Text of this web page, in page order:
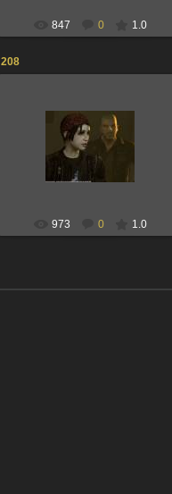
847 0 1.0
208
23.08.2013
НИКОЛАС
973 0 1.0